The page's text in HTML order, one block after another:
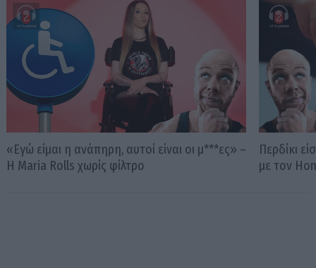
«Εγώ είμαι η ανάπηρη, αυτοί είναι οι μ***ες» –
Η Maria Rolls χωρίς φίλτρο
Περδίκι
με τον